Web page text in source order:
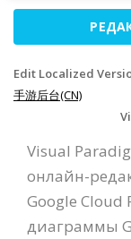
Edit Localized
手游后台(CN)
Visual
онлайн-
Google
диаграммы